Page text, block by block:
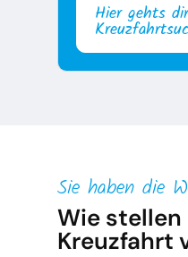
Hier gehts
Sie haben die
Wie stellen
Kreuzfahrt